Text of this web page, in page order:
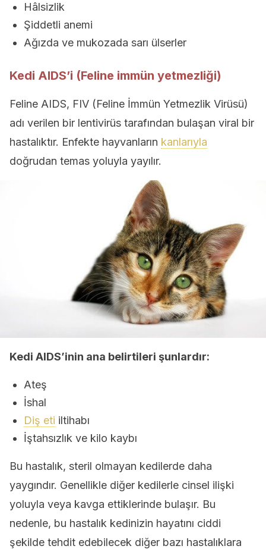
Hâlsizlik
Şiddetli anemi
Ağızda ve mukozada sarı ülserler
Kedi AIDS’i (Feline immün yetmezliği)
Feline AIDS, FIV (Feline İmmün Yetmezlik Virüsü)
adı verilen bir lentivirüs tarafından bulaşan viral bir
hastalıktır. Enfekte hayvanların kanlarıyla
doğrudan temas yoluyla yayılır.
Kedi AIDS’inin ana belirtileri şunlardır:
Ateş
İshal
Diş eti iltihabı
İştahsızlık ve kilo kaybı
Bu hastalık, steril olmayan kedilerde daha
yaygındır. Genellikle diğer kedilerle cinsel ilişki
yoluyla veya kavga ettiklerinde bulaşır. Bu
nedenle, bu hastalık kedinizin hayatını ciddi
şekilde tehdit edebilecek diğer bazı hastalıklara